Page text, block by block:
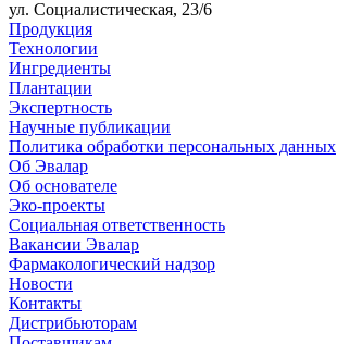
ул. Социалистическая, 23/6
Продукция
Технологии
Ингредиенты
Плантации
Экспертность
Научные публикации
Политика обработки персональных данных
Об Эвалар
Об основателе
Эко-проекты
Социальная ответственность
Вакансии Эвалар
Фармакологический надзор
Новости
Контакты
Дистрибьюторам